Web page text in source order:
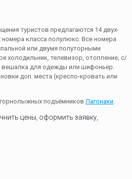
туристов предлагаются 14 двух-
класса полулюкс. Все номера
или двумя полуторными
холодильник, телевизор, отопление, с/
вешалка для одежды или шифоньер.
доп. места (кресло-кровать или
подъёмников Лагонаки
цены, оформить заявку,